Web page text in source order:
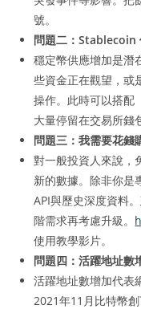
號。
問題二：Stablecoin
穩定幣供應增加是潛
些資金正在觀望，或
操作。此時可以搭配
大量停留在交易所錢
問題三：我需要花錢
對一般投資人來說，
新的數據。除非你是
API與歷史深度資料
階需求再考慮升級。
使用教學影片。
問題四：活躍地址數
活躍地址數增加代表
2021年11月比特幣